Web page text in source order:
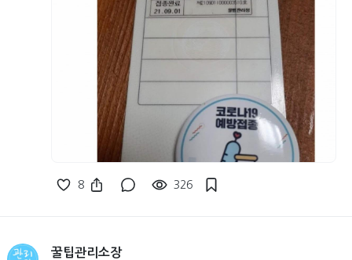
8 326
꿀팁관리소장